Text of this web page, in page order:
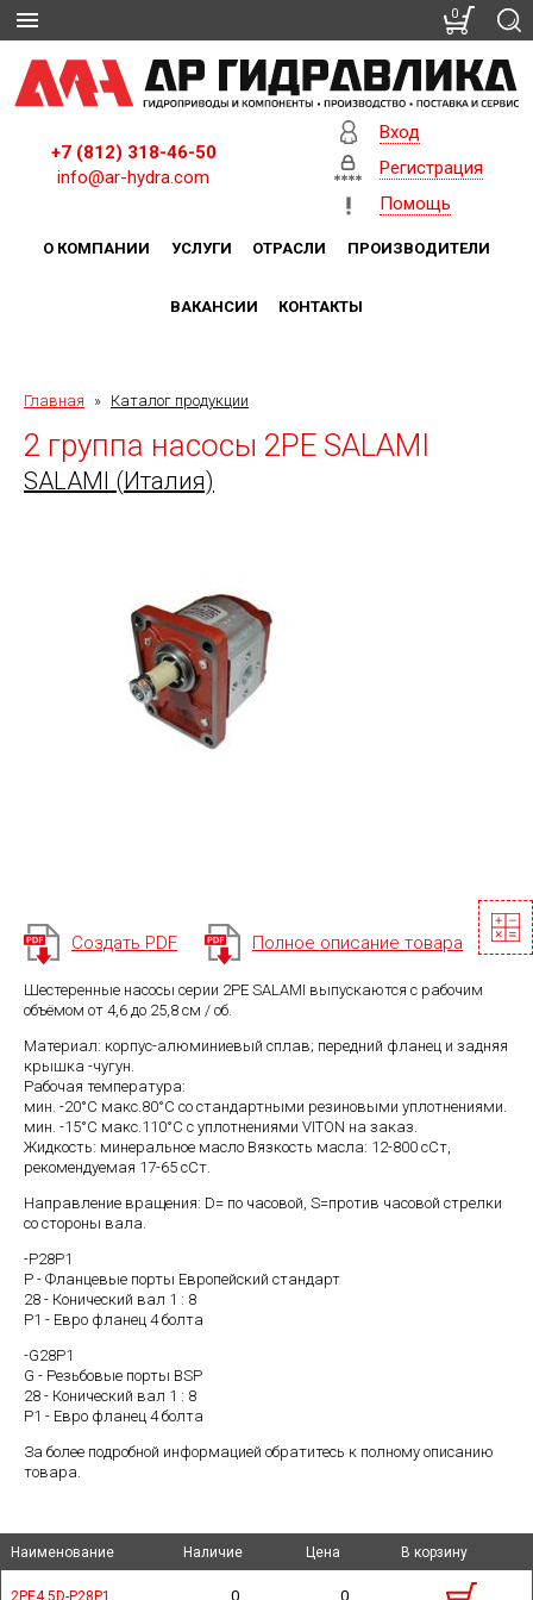
+7 (812) 318-46-50
info@ar-hydra.com
Вход
Регистрация
Помощь
О КОМПАНИИ УСЛУГИ ОТРАСЛИ ПРОИЗВОДИТЕЛИ
ВАКАНСИИ КОНТАКТЫ
Главная » Каталог продукции
2 группа насосы 2PE SALAMI
SALAMI (Италия)
Создать PDF Полное описание товара
Шестеренные насосы серии 2PE SALAMI выпускаются с рабочим
объёмом от 4,6 до 25,8 см / об.
Материал: корпус-алюминиевый сплав; передний фланец и задняя
крышка -чугун.
Рабочая температура:
мин. -20°C макс.80°C со стандартными резиновыми уплотнениями.
мин. -15°C макс.110°C с уплотнениями VITON на заказ.
Жидкость: минеральное масло Вязкость масла: 12-800 cСт,
рекомендуемая 17-65 cСт.
Направление вращения: D= по часовой, S=против часовой стрелки
со стороны вала.
-P28P1
P - Фланцевые порты Европейский стандарт
28 - Конический вал 1 : 8
P1 - Евро фланец 4 болта
-G28P1
G - Резьбовые порты BSP
28 - Конический вал 1 : 8
P1 - Евро фланец 4 болта
За более подробной информацией обратитесь к полному описанию
товара.
Наименование Наличие Цена В корзину
0 0
Наименование
Наименование
Наименование Наличие Цена В корзину
0